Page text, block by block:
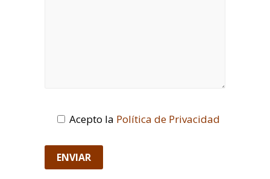
Acepto la Política de Privacidad